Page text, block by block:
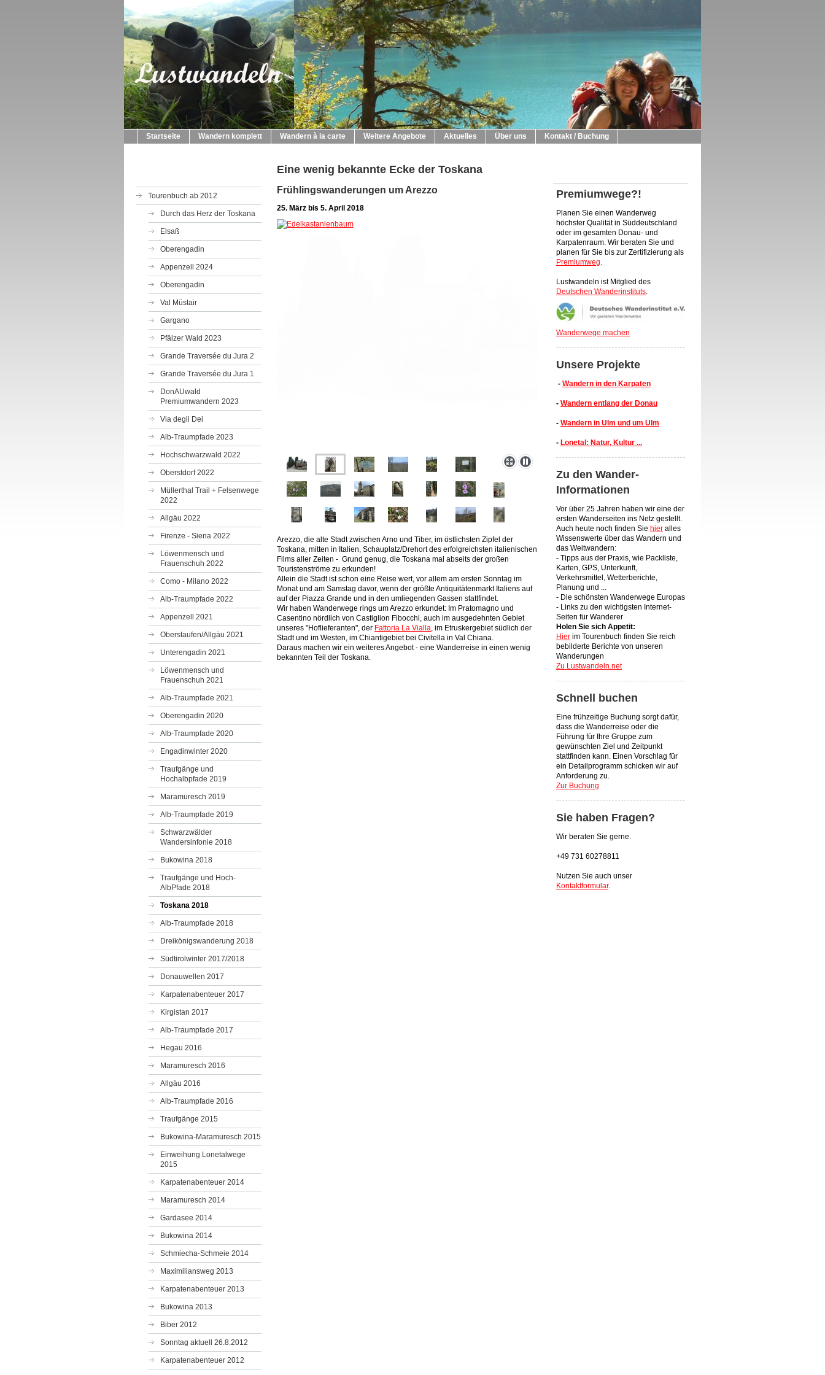
Startseite Wandern komplett Wandern à la carte Weitere Angebote Aktuelles Über uns Kontakt / Buchung
Tourenbuch ab 2012
Durch das Herz der Toskana
Elsaß
Oberengadin
Appenzell 2024
Oberengadin
Val Müstair
Gargano
Pfälzer Wald 2023
Grande Traversée du Jura 2
Grande Traversée du Jura 1
DonAUwald
Premiumwandern 2023
Via degli Dei
Alb-Traumpfade 2023
Hochschwarzwald 2022
Oberstdorf 2022
Müllerthal Trail + Felsenwege
2022
Allgäu 2022
Firenze - Siena 2022
Löwenmensch und
Frauenschuh 2022
Como - Milano 2022
Alb-Traumpfade 2022
Appenzell 2021
Oberstaufen/Allgäu 2021
Unterengadin 2021
Löwenmensch und
Frauenschuh 2021
Alb-Traumpfade 2021
Oberengadin 2020
Alb-Traumpfade 2020
Engadinwinter 2020
Traufgänge und
Hochalbpfade 2019
Maramuresch 2019
Alb-Traumpfade 2019
Schwarzwälder
Wandersinfonie 2018
Bukowina 2018
Traufgänge und Hoch-
AlbPfade 2018
Toskana 2018
Alb-Traumpfade 2018
Dreikönigswanderung 2018
Südtirolwinter 2017/2018
Donauwellen 2017
Karpatenabenteuer 2017
Kirgistan 2017
Alb-Traumpfade 2017
Hegau 2016
Maramuresch 2016
Allgäu 2016
Alb-Traumpfade 2016
Traufgänge 2015
Bukowina-Maramuresch 2015
Einweihung Lonetalwege
2015
Karpatenabenteuer 2014
Maramuresch 2014
Gardasee 2014
Bukowina 2014
Schmiecha-Schmeie 2014
Maximiliansweg 2013
Karpatenabenteuer 2013
Bukowina 2013
Biber 2012
Sonntag aktuell 26.8.2012
Karpatenabenteuer 2012
Eine wenig bekannte Ecke der Toskana
Frühlingswanderungen um Arezzo
25. März bis 5. April 2018
Arezzo, die alte Stadt zwischen Arno und Tiber, im östlichsten Zipfel der
Toskana, mitten in Italien, Schauplatz/Drehort des erfolgreichsten italienischen
Films aller Zeiten - Grund genug, die Toskana mal abseits der großen
Touristenströme zu erkunden!
Allein die Stadt ist schon eine Reise wert, vor allem am ersten Sonntag im
Monat und am Samstag davor, wenn der größte Antiquitätenmarkt Italiens auf
auf der Piazza Grande und in den umliegenden Gassen stattfindet.
Wir haben Wanderwege rings um Arezzo erkundet: Im Pratomagno und
Casentino nördlich von Castiglion Fibocchi, auch im ausgedehnten Gebiet
unseres "Hoflieferanten", der Fattoria La Vialla, im Etruskergebiet südlich der
Stadt und im Westen, im Chiantigebiet bei Civitella in Val Chiana.
Daraus machen wir ein weiteres Angebot - eine Wanderreise in einen wenig
bekannten Teil der Toskana.
Premiumwege?!
Planen Sie einen Wanderweg
höchster Qualität in Süddeutschland
oder im gesamten Donau- und
Karpatenraum. Wir beraten Sie und
planen für Sie bis zur Zertifizierung als
Premiumweg.
Lustwandeln ist Mitglied des
Deutschen Wanderinstituts.
Wanderwege machen
Unsere Projekte
- Wandern in den Karpaten
- Wandern entlang der Donau
- Wandern in Ulm und um Ulm
- Lonetal: Natur, Kultur ...
Zu den Wander-
Informationen
Vor über 25 Jahren haben wir eine der
ersten Wanderseiten ins Netz gestellt.
Auch heute noch finden Sie hier alles
Wissenswerte über das Wandern und
das Weitwandern:
- Tipps aus der Praxis, wie Packliste,
Karten, GPS, Unterkunft,
Verkehrsmittel, Wetterberichte,
Planung und ...
- Die schönsten Wanderwege Europas
- Links zu den wichtigsten Internet-
Seiten für Wanderer
Holen Sie sich Appetit:
Hier im Tourenbuch finden Sie reich
bebilderte Berichte von unseren
Wanderungen
Zu Lustwandeln.net
Schnell buchen
Eine frühzeitige Buchung sorgt dafür,
dass die Wanderreise oder die
Führung für Ihre Gruppe zum
gewünschten Ziel und Zeitpunkt
stattfinden kann. Einen Vorschlag für
ein Detailprogramm schicken wir auf
Anforderung zu.
Zur Buchung
Sie haben Fragen?
Wir beraten Sie gerne.
+49 731 60278811
Nutzen Sie auch unser
Kontaktformular.